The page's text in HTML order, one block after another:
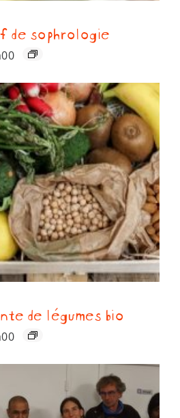
sophrologie
de légumes bio